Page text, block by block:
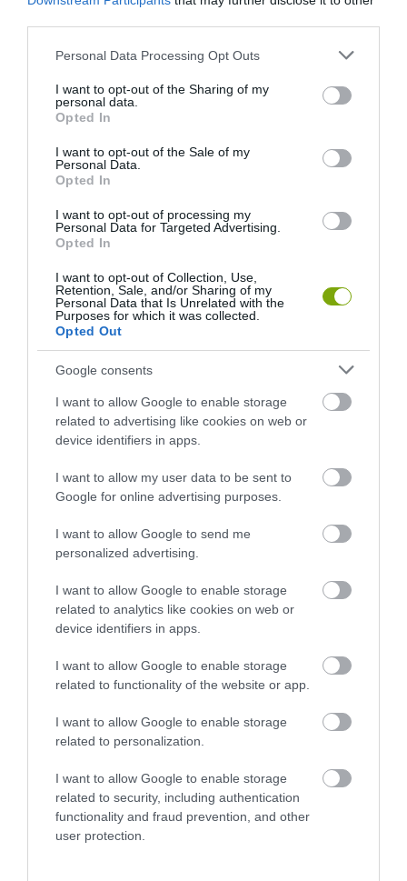
Please note that this website/app uses one or more Google
not limited to your visit or usage behaviour. You may click to
grant or deny consent to Google and its third-party tags to
use your data for below specified purposes in below Google
consent section.
Personal Data Processing Opt Outs
I want to opt-out of the Sharing of my
personal data.
Opted In
I want to opt-out of the Sale of my
Personal Data.
Opted In
I want to opt-out of processing my
Personal Data for Targeted Advertising.
Opted In
I want to opt-out of Collection, Use,
Retention, Sale, and/or Sharing of my
Personal Data that Is Unrelated with the
Purposes for which it was collected.
Opted Out
Google consents
I want to allow Google to enable storage
related to advertising like cookies on web or
device identifiers in apps.
I want to allow my user data to be sent to
Google for online advertising purposes.
I want to allow Google to send me
personalized advertising.
I want to allow Google to enable storage
related to analytics like cookies on web or
device identifiers in apps.
I want to allow Google to enable storage
related to functionality of the website or app.
I want to allow Google to enable storage
related to personalization.
I want to allow Google to enable storage
related to security, including authentication
functionality and fraud prevention, and other
user protection.
ELŐZŐ CIKK
VARÁZSLATOS VILÁG A FÖLD ALATT: A LENYŰGÖZŐ NÁDSÍP-
BARLANG
HASONLÓ ÉRDEKESSÉGEK